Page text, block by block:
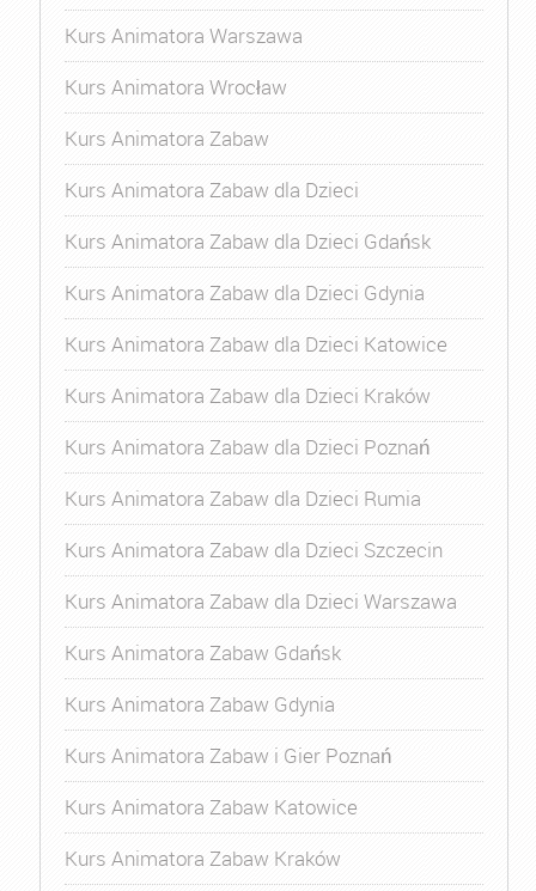
Kurs Animatora Warszawa
Kurs Animatora Wrocław
Kurs Animatora Zabaw
Kurs Animatora Zabaw dla Dzieci
Kurs Animatora Zabaw dla Dzieci Gdańsk
Kurs Animatora Zabaw dla Dzieci Gdynia
Kurs Animatora Zabaw dla Dzieci Katowice
Kurs Animatora Zabaw dla Dzieci Kraków
Kurs Animatora Zabaw dla Dzieci Poznań
Kurs Animatora Zabaw dla Dzieci Rumia
Kurs Animatora Zabaw dla Dzieci Szczecin
Kurs Animatora Zabaw dla Dzieci Warszawa
Kurs Animatora Zabaw Gdańsk
Kurs Animatora Zabaw Gdynia
Kurs Animatora Zabaw i Gier Poznań
Kurs Animatora Zabaw Katowice
Kurs Animatora Zabaw Kraków